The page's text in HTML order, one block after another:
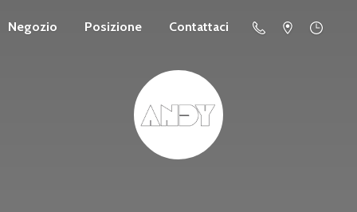
Negozio Posizione Contattaci